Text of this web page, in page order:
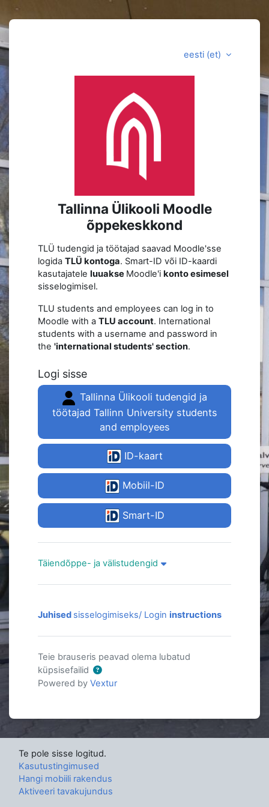
eesti ‎(et)‎
Logi sisse
Tallinna Ülikooli Moodle
õppekeskkond
TLÜ tudengid ja töötajad saavad Moodle'sse
logida TLÜ kontoga. Smart-ID või ID-kaardi
kasutajatele luuakse Moodle'i konto esimesel
sisselogimisel.
TLU students and employees can log in to
Moodle with a TLU account. International
students with a username and password in
the 'international students' section.
Täiendõppe- ja välistudengid
Täiendõppe- ja välistudengid
Logi sisse
Tallinna Ülikooli tudengid ja
töötajad Tallinn University students
and employees
ID-kaart
Mobiil-ID
Smart-ID
Juhised sisselogimiseks/ Login instructions
Teie brauseris peavad olema lubatud
küpsisefailid
Powered by Vextur
Te pole sisse logitud.
Kasutustingimused
Hangi mobiili rakendus
Aktiveeri tavakujundus